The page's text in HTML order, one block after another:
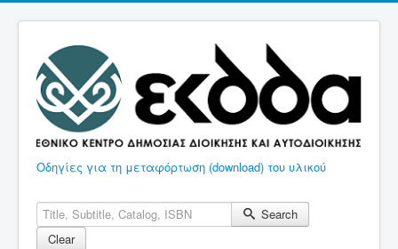
Οδηγίες για τη μεταφόρτωση (download) του υλικού
Search
Clear